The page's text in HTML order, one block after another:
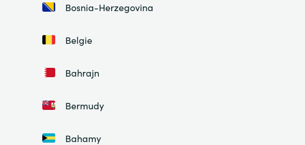
Bosnia-Herzegovina
Belgie
Bahrajn
Bermudy
Bahamy